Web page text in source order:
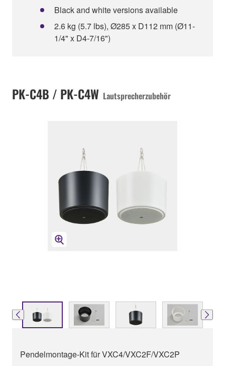
Black and white versions available
2.6 kg (5.7 lbs), Ø285 x D112 mm (Ø11-
1/4" x D4-7/16")
PK-C4B / PK-C4W Lautsprecherzubehör
Pendelmontage-Kit für VXC4/VXC2F/VXC2P